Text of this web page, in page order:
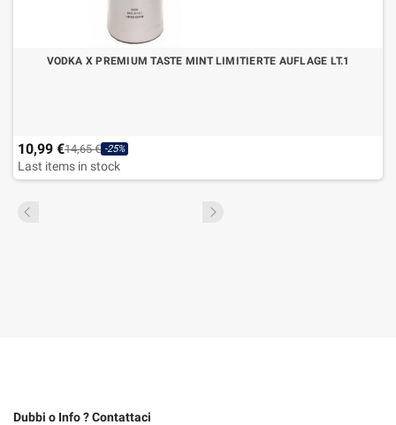
VODKA X PREMIUM TASTE MINT LIMITIERTE AUFLAGE LT.1
10,99 €14,65 € -25%
Last items in stock
Dubbi o Info ? Contattaci